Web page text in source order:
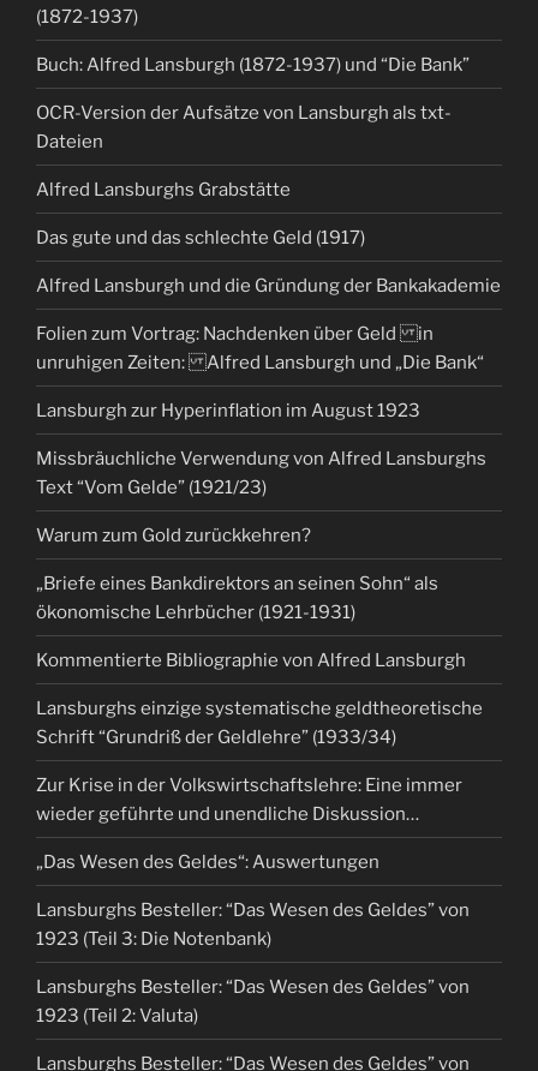
(1872-1937)
Buch: Alfred Lansburgh (1872-1937) und “Die Bank”
OCR-Version der Aufsätze von Lansburgh als txt-
Dateien
Alfred Lansburghs Grabstätte
Das gute und das schlechte Geld (1917)
Alfred Lansburgh und die Gründung der Bankakademie
Folien zum Vortrag: Nachdenken über Geld in
unruhigen Zeiten: Alfred Lansburgh und „Die Bank“
Lansburgh zur Hyperinflation im August 1923
Missbräuchliche Verwendung von Alfred Lansburghs
Text “Vom Gelde” (1921/23)
Warum zum Gold zurückkehren?
„Briefe eines Bankdirektors an seinen Sohn“ als
ökonomische Lehrbücher (1921-1931)
Kommentierte Bibliographie von Alfred Lansburgh
Lansburghs einzige systematische geldtheoretische
Schrift “Grundriß der Geldlehre” (1933/34)
Zur Krise in der Volkswirtschaftslehre: Eine immer
wieder geführte und unendliche Diskussion…
„Das Wesen des Geldes“: Auswertungen
Lansburghs Besteller: “Das Wesen des Geldes” von
1923 (Teil 3: Die Notenbank)
Lansburghs Besteller: “Das Wesen des Geldes” von
1923 (Teil 2: Valuta)
Lansburghs Besteller: “Das Wesen des Geldes” von